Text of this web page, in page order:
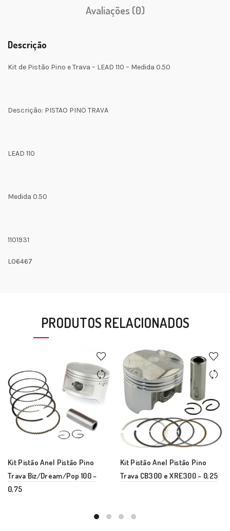
Avaliações (0)
Descrição
Kit de Pistão Pino e Trava – LEAD 110 – Medida 0.50
Descrição: PISTAO PINO TRAVA
LEAD 110
Medida 0.50
1101931
L06467
PRODUTOS RELACIONADOS
Kit Pistão Anel Pistão Pino
Trava Biz/Dream/Pop 100 –
0,75
Kit Pistão Anel Pistão Pino
Trava CB300 e XRE300 – 0,25